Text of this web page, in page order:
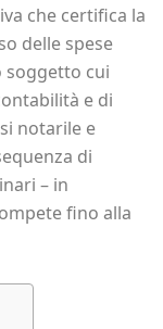
che certifica la
delle spese
soggetto cui
e di
notarile e
di
– in
fino alla